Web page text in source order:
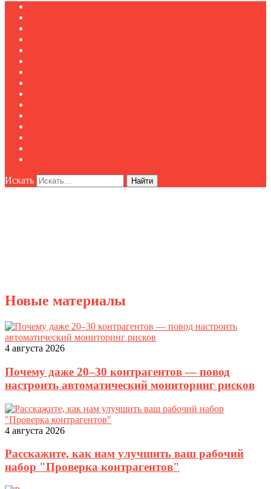
Искать Найти
Новые материалы
4 августа 2026
Почему даже 20–30 контрагентов — повод
настроить автоматический мониторинг рисков
4 августа 2026
Расскажите, как нам улучшить ваш рабочий
набор "Проверка контрагентов"